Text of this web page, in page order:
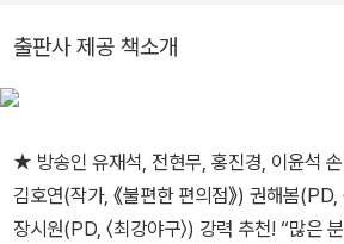
〈한끼줍쇼〉, 채널A 〈나만 믿고 따라와 도시
프로그램을 탄생시키며 현재진행형 예능인
부’라고 부르지만, 스스로는 코미디언이라
미디는 일이고, 영화는 꿈이라고 말하며 영
수한 마음 하나로 〈복수혈전〉, 〈복면달호〉, 〈
출판사 제공 책소개
★ 방송인 유재석, 전현무, 홍진경, 이윤석
김호연(작가, 《불편한 편의점》) 권해봄(PD, 〈마이 리틀 텔레비전〉),
장시원(PD, 〈최강야구〉) 강력 추천! “많은 분들이 이야기합니다. 박